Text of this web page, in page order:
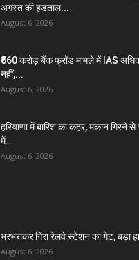
अगस्त की हड़ताल...
August 6, 2026
₹560 करोड़ बैंक फ्रॉड मामले में IAS
नहीं,...
August 6, 2026
हरियाणा में बारिश का कहर, मकान गिरने
में...
August 6, 2026
भरभराकर गिरा रेलवे स्टेशन का गेट, बड़ा
August 6, 2026